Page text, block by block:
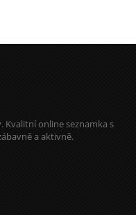
Kvalitní online seznamka s
a aktivně.